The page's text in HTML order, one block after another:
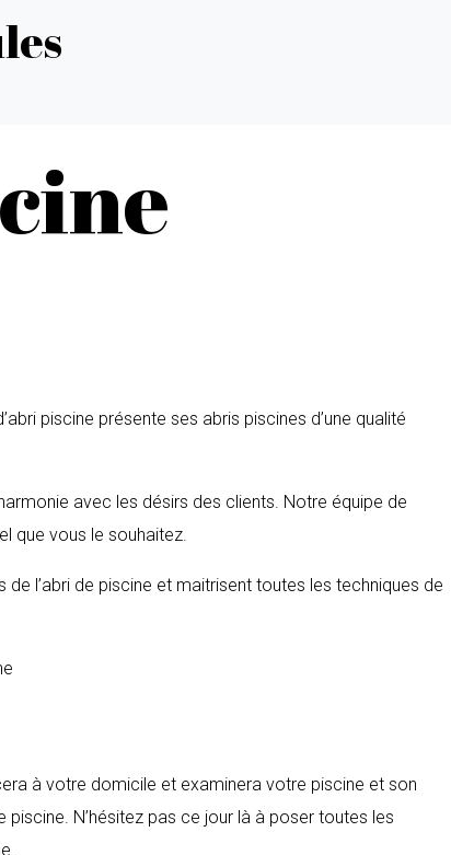
piscine présente ses abris piscines d’une qualité
avec les désirs des clients. Notre équipe de
que vous le souhaitez.
l’abri de piscine et maitrisent toutes les techniques de
à votre domicile et examinera votre piscine et son
N’hésitez pas ce jour là à poser toutes les